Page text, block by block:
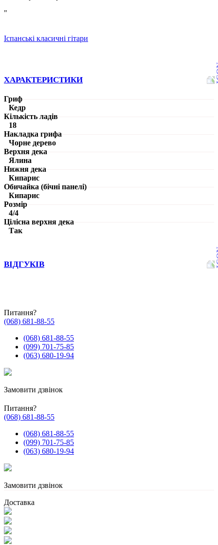
"
Іспанські класичні гітари
ХАРАКТЕРИСТИКИ
Гриф
Кедр
Кількість ладів
18
Накладка грифа
Чорне дерево
Верхня дека
Ялина
Нижня дека
Кипарис
Обичайка (бічні панелі)
Кипарис
Розмір
4/4
Цілісна верхня дека
Так
ВІДГУКІВ
Питання?
(068) 681-88-55
(068) 681-88-55
(099) 701-75-85
(063) 680-19-94
Замовити дзвінок
Питання?
(068) 681-88-55
(068) 681-88-55
(099) 701-75-85
(063) 680-19-94
Замовити дзвінок
Доставка